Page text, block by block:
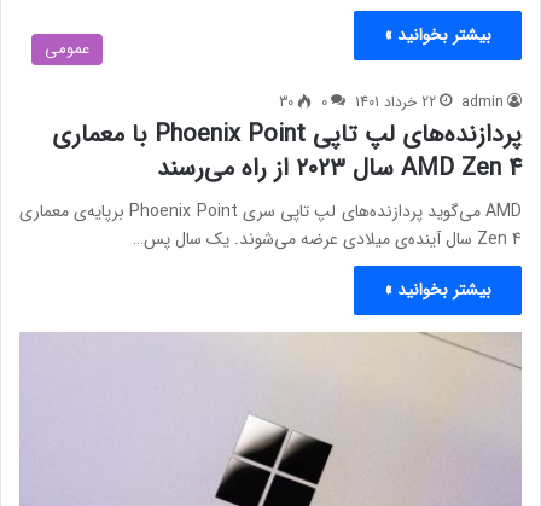
بیشتر بخوانید »
عمومی
admin 22 خرداد 1401 0
30
پردازنده‌های لپ تاپی Phoenix Point با معماری
AMD Zen 4 سال ۲۰۲۳ از راه می‌رسند
AMD می‌گوید پردازنده‌های لپ تاپی سری Phoenix Point برپایه‌ی معماری
Zen 4 سال آینده‌ی میلادی عرضه می‌شوند. یک سال پس…
بیشتر بخوانید »